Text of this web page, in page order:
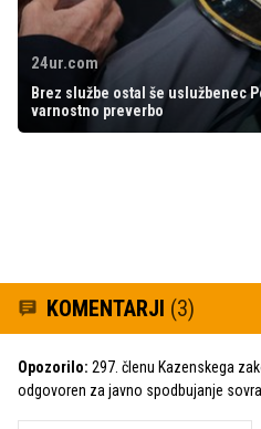
24ur.com
Brez službe ostal še uslužbenec
varnostno preverbo
KOMENTARJI (3)
Opozorilo: 297. členu Kazenskega
odgovoren za javno spodbujanje